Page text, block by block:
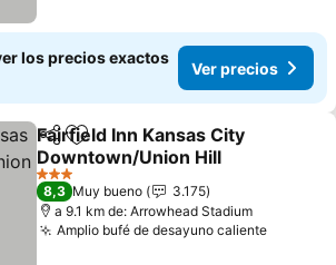
los precios exactos
Ver precios
CompartirAgregar a favoritos
Fairfield Inn Kansas City
Downtown/Union Hill
Ver precios
3 Estrellas
8,3 Muy bueno
3.175
a 9.1 km de: Arrowhead Stadium
Amplio bufé de desayuno calienteVer